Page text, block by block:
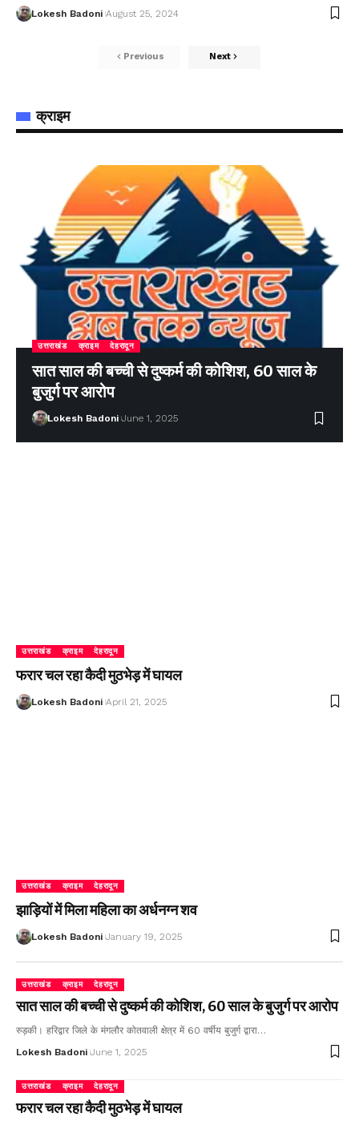
Lokesh Badoni August 25, 2024
Previous Next
क्राइम
उत्तराखंड क्राइम देहरादून
सात साल की बच्ची से दुष्कर्म की कोशिश, 60 साल के
बुजुर्ग पर आरोप
Lokesh Badoni June 1, 2025
उत्तराखंड क्राइम देहरादून
फरार चल रहा कैदी मुठभेड़ में घायल
Lokesh Badoni April 21, 2025
उत्तराखंड क्राइम देहरादून
झाड़ियों में मिला महिला का अर्धनग्न शव
Lokesh Badoni January 19, 2025
उत्तराखंड क्राइम देहरादून
सात साल की बच्ची से दुष्कर्म की कोशिश, 60 साल के बुजुर्ग पर आरोप
रुड़की। हरिद्वार जिले के मंगलौर कोतवाली क्षेत्र में 60 वर्षीय बुजुर्ग द्वारा…
Lokesh Badoni June 1, 2025
उत्तराखंड क्राइम देहरादून
फरार चल रहा कैदी मुठभेड़ में घायल